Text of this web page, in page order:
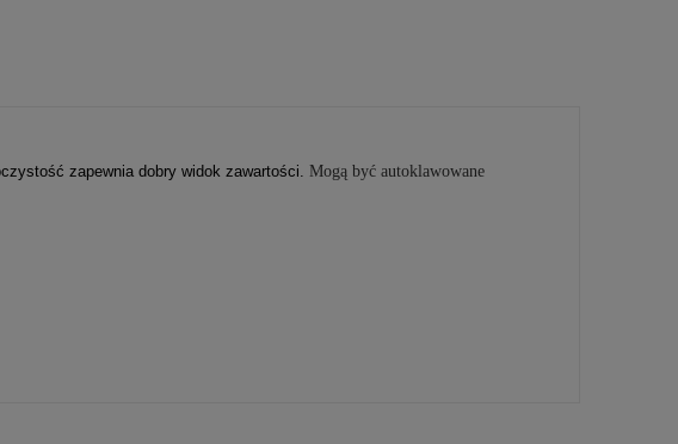
zapewnia dobry widok zawartości. Mogą być autoklawowane